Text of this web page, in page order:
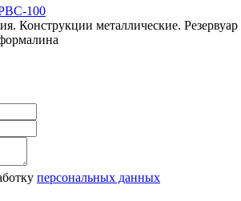
100
Конструкции металлические. Резервуар
персональных данных